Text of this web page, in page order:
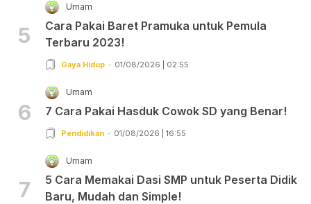
5
Umam
Cara Pakai Baret Pramuka untuk Pemula
Terbaru 2023!
Gaya Hidup 01/08/2026 | 02:55
6
Umam
7 Cara Pakai Hasduk Cowok SD yang Benar!
Pendidikan 01/08/2026 | 16:55
7
Umam
5 Cara Memakai Dasi SMP untuk Peserta Didik
Baru, Mudah dan Simple!